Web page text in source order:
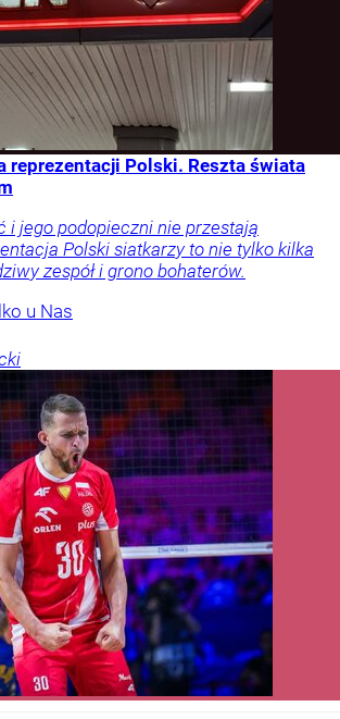
reprezentacji Polski. Reszta świata
i jego podopieczni nie przestają
Polski siatkarzy to nie tylko kilka
zespół i grono bohaterów.
u Nas